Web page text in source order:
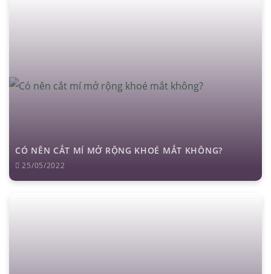
CÓ NÊN CẮT MÍ MỞ RỘNG KHOÉ MẮT KHÔNG?
25/05/2022